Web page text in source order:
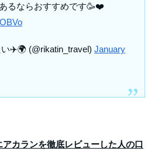
るならおすすめです🥳❤️
✈️🌍 (@rikatin_travel) January
カランを徹底レビューした人の口